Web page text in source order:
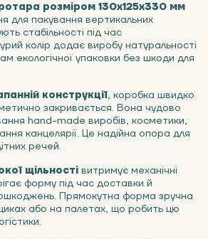
розміром 130х125х330 мм
для пакування вертикальних
стабільності під час
колір додає виробу натуральності
екологічної упаковки без шкоди для
конструкції, коробка швидко
закривається. Вона чудово
hand-made виробів, косметики,
канцелярії. Це надійна опора для
речей.
щільності витримує механічні
форму під час доставки й
Прямокутна форма зручна
або на палетах, що робить цю